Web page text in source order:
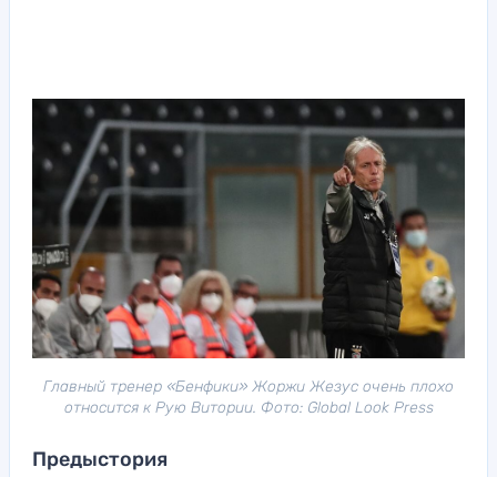
Главный тренер «Бенфики» Жоржи Жезус очень плохо
относится к Рую Витории. Фото: Global Look Press
Предыстория